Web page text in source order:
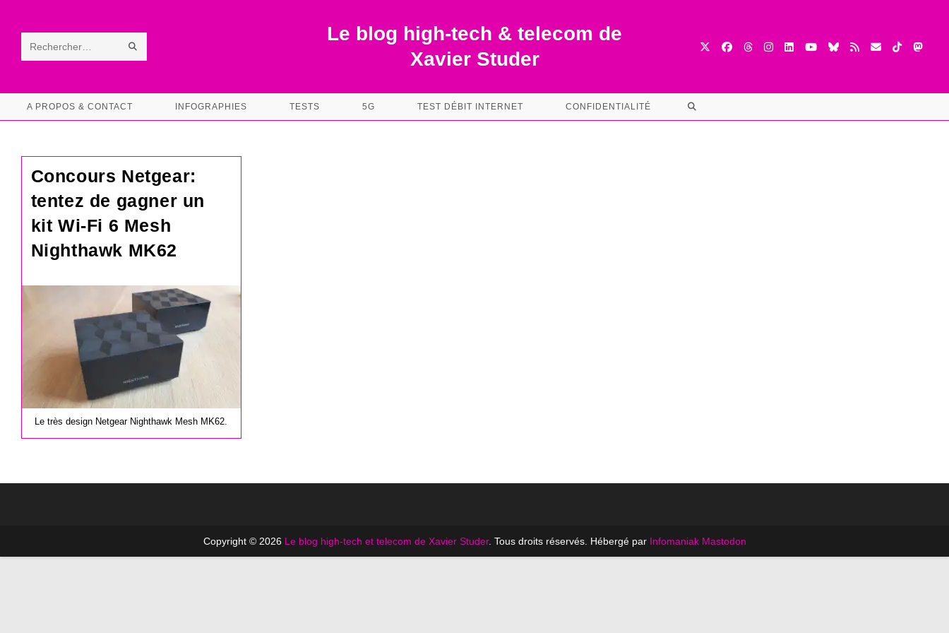
contentRechercher
ce RECHERCHE
Le blog high-tech & telecom de
Xavier Studer
A PROPOS & CONTACT INFOGRAPHIES TESTS 5G TEST DÉBIT INTERNET CONFIDENTIALITÉ TOGGLE
Concours Netgear:
tentez de gagner un
kit Wi-Fi 6 Mesh
Nighthawk MK62
Le très design Netgear Nighthawk Mesh MK62.
Copyright © 2026 Le blog high-tech et telecom de Xavier Studer. Tous droits réservés. Hébergé par Infomaniak Mastodon